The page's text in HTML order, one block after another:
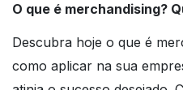
O que é merchandising?
Descubra hoje o que é
como aplicar na sua
atinja o sucesso desejado.